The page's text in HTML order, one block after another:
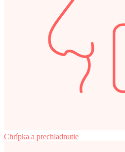
Chrípka a prechladnutie